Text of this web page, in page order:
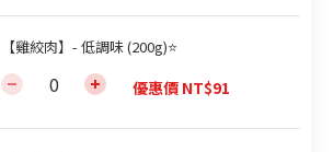
【雞絞肉】- 低調味 (200g)⭐
優惠價 NT$91